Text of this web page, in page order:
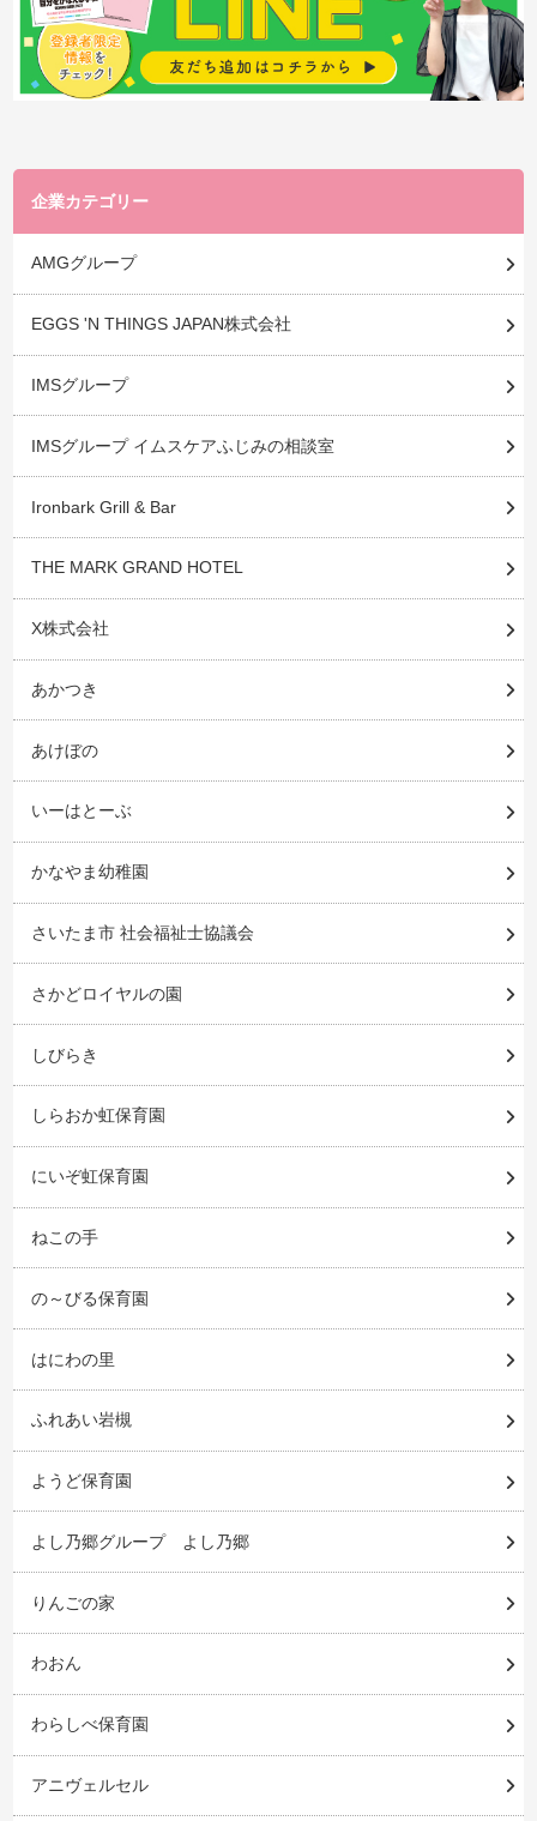
企業カテゴリー
AMGグループ
EGGS 'N THINGS JAPAN株式会社
IMSグループ
IMSグループ イムスケアふじみの相談室
Ironbark Grill & Bar
THE MARK GRAND HOTEL
X株式会社
あかつき
あけぼの
いーはとーぶ
かなやま幼稚園
さいたま市 社会福祉士協議会
さかどロイヤルの園
しびらき
しらおか虹保育園
にいぞ虹保育園
ねこの手
の～びる保育園
はにわの里
ふれあい岩槻
ようど保育園
よし乃郷グループ よし乃郷
りんごの家
わおん
わらしべ保育園
アニヴェルセル